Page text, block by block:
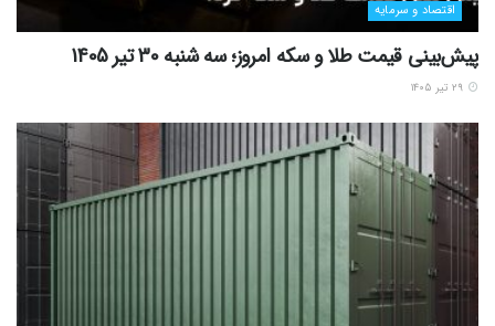
اقتصاد و سرمایه
پیش‌بینی قیمت طلا و سکه امروز؛ سه شنبه 30 تیر 1405